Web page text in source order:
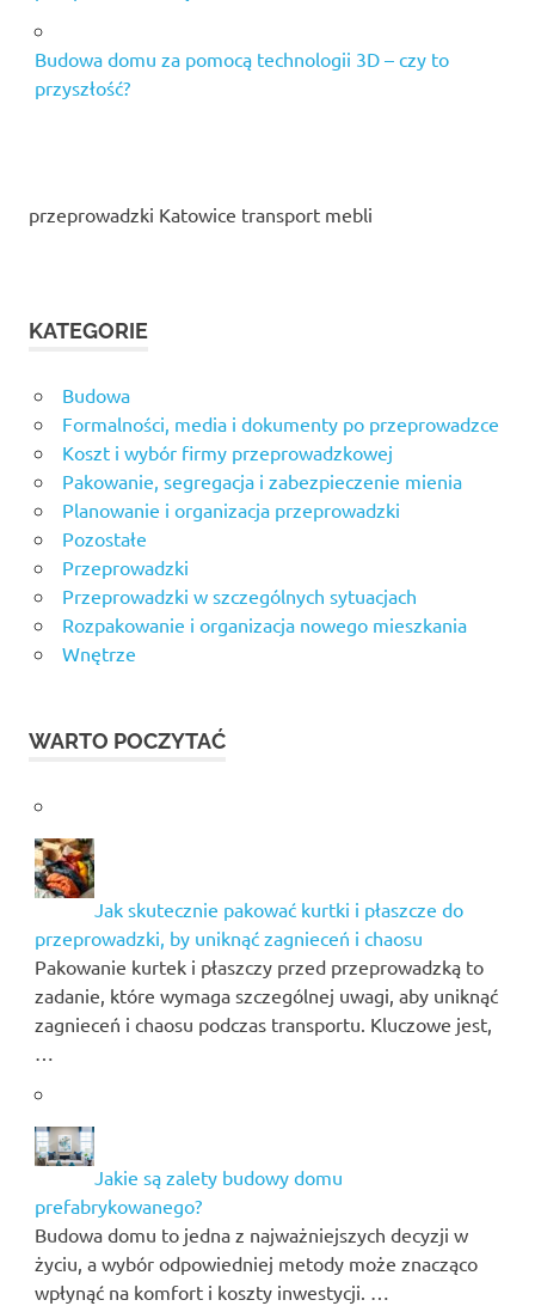
Budowa domu za pomocą technologii 3D – czy to
przyszłość?
przeprowadzki Katowice transport mebli
KATEGORIE
Budowa
Formalności, media i dokumenty po przeprowadzce
Koszt i wybór firmy przeprowadzkowej
Pakowanie, segregacja i zabezpieczenie mienia
Planowanie i organizacja przeprowadzki
Pozostałe
Przeprowadzki
Przeprowadzki w szczególnych sytuacjach
Rozpakowanie i organizacja nowego mieszkania
Wnętrze
WARTO POCZYTAĆ
Jak skutecznie pakować kurtki i płaszcze do
przeprowadzki, by uniknąć zagnieceń i chaosu
Pakowanie kurtek i płaszczy przed przeprowadzką to
zadanie, które wymaga szczególnej uwagi, aby uniknąć
zagnieceń i chaosu podczas transportu. Kluczowe jest,
Jakie są zalety budowy domu
prefabrykowanego?
Budowa domu to jedna z najważniejszych decyzji w
życiu, a wybór odpowiedniej metody może znacząco
wpłynąć na komfort i koszty inwestycji. …